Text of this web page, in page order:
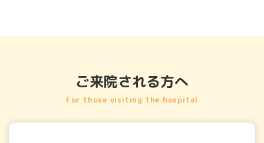
ご来院される方へ
For those visiting the hospital